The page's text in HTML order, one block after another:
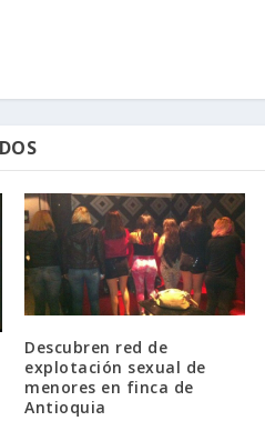
Descubren red de
explotación sexual de
menores en finca de
Antioquia